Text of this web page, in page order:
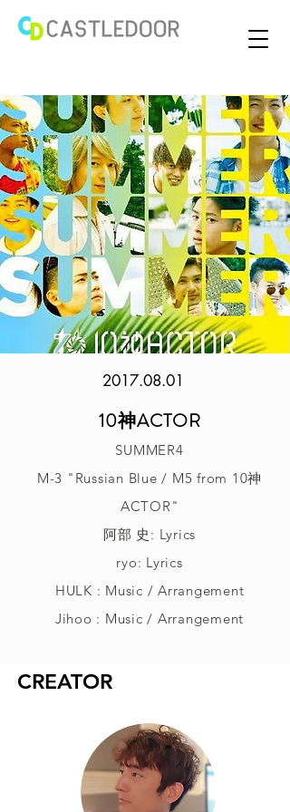
2017.08.01
10神ACTOR
SUMMER4
M-3 "Russian Blue / M5 from 10神
ACTOR"
阿部 史: Lyrics
ryo: Lyrics
HULK : Music / Arrangement
Jihoo : Music / Arrangement
CREATOR